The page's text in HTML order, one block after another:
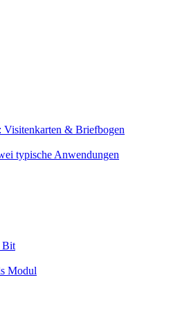
& Briefbogen
typische Anwendungen
Bit
Modul